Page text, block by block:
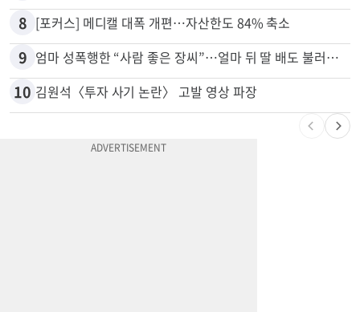
8 [포커스] 메디캘 대폭 개편…자산한도 84% 축소
9 엄마 성폭행한 “사람 좋은 장씨”…얼마 뒤 딸 배도 불러왔다
10 김원석〈투자 사기 논란〉 고발 영상 파장